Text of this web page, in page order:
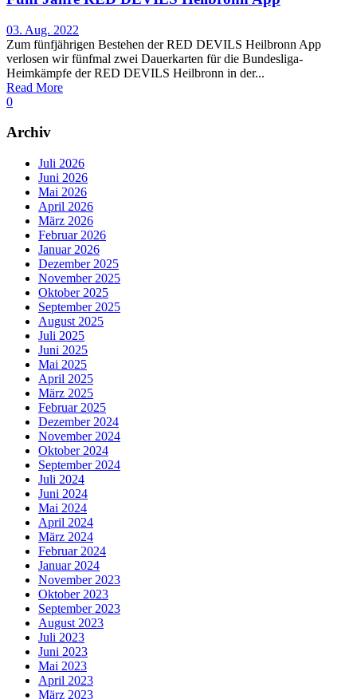
03. Aug. 2022
Zum fünfjährigen Bestehen der RED DEVILS Heilbronn App
verlosen wir fünfmal zwei Dauerkarten für die Bundesliga-
Heimkämpfe der RED DEVILS Heilbronn in der...
Read More
0
Archiv
Juli 2026
Juni 2026
Mai 2026
April 2026
März 2026
Februar 2026
Januar 2026
Dezember 2025
November 2025
Oktober 2025
September 2025
August 2025
Juli 2025
Juni 2025
Mai 2025
April 2025
März 2025
Februar 2025
Dezember 2024
November 2024
Oktober 2024
September 2024
Juli 2024
Juni 2024
Mai 2024
April 2024
März 2024
Februar 2024
Januar 2024
November 2023
Oktober 2023
September 2023
August 2023
Juli 2023
Juni 2023
Mai 2023
April 2023
März 2023